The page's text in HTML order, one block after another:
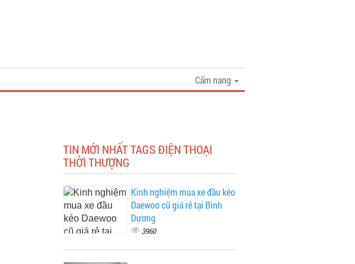
Cẩm nang
TIN MỚI NHẤT TAGS ĐIỆN THOẠI
THỜI THƯỢNG
Kinh nghiệm mua xe đầu kéo
Daewoo cũ giá rẻ tại Bình
Dương
3960